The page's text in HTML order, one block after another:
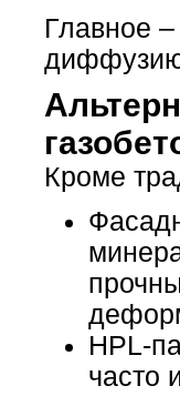
Главное
диффузию
Кроме
HPL-
часто